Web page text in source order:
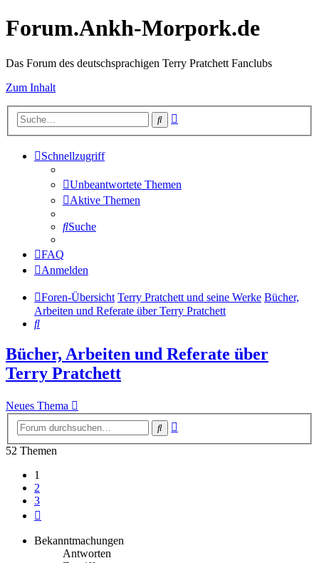
Forum.Ankh-Morpork.de
Das Forum des deutschsprachigen Terry Pratchett Fanclubs
Zum Inhalt
Suche
Schnellzugriff
Unbeantwortete Themen
Aktive Themen
Suche
FAQ
Anmelden
Foren-Übersicht Terry Pratchett und seine Werke Bücher,
Arbeiten und Referate über Terry Pratchett
Suche
Bücher, Arbeiten und Referate über
Terry Pratchett
Neues Thema
Suche
52 Themen
1
2
3
Bekanntmachungen
Antworten